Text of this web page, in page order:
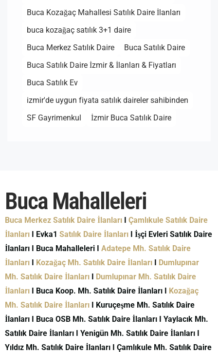
Buca Kozağaç Mahallesi Satılık Daire İlanları
buca kozağaç satılık 3+1 daire
Buca Merkez Satılık Daire
Buca Satılık Daire
Buca Satılık Daire İzmir & İlanları & Fiyatları
Buca Satılık Ev
izmir'de uygun fiyata satılık daireler sahibinden
SF Gayrimenkul
İzmir Buca Satılık Daire
Buca Mahalleleri
Buca Merkez Satılık Daire İlanları I Çamlıkule Satılık Daire
İlanları I Evka1 Satılık Daire İlanları I İşçi Evleri Satılık Daire
İlanları I Buca Mahalleleri I Adatepe Mh. Satılık Daire
İlanları I Kozağaç Mh. Satılık Daire İlanları I Dumlupınar
Mh. Satılık Daire İlanları I Dumlupınar Mh. Satılık Daire
İlanları I Buca Koop. Mh. Satılık Daire İlanları I Kozağaç
Mh. Satılık Daire İlanları I Kuruçeşme Mh. Satılık Daire
İlanları I Buca OSB Mh. Satılık Daire İlanları I Yaylacık Mh.
Satılık Daire İlanları I Yenigün Mh. Satılık Daire İlanları I
Yıldız Mh. Satılık Daire İlanları I Çamlıkule Mh. Satılık Daire